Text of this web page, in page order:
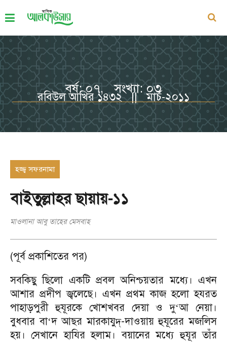
বর্ষ: ০৭, সংখ্যা: ০৩
রবিউল আখির ১৪৩২ || মার্চ-২০১১
হজ্জ্ব সফরনামা
বাইতুল্লাহর ছায়ায়-১১
মাওলানা আবু তাহের মেসবাহ
(পূর্ব প্রকাশিতের পর)
সবকিছু ছিলো একটি প্রবল অনিশ্চয়তার মধ্যে। এখন
আশার প্রদীপ জ্বলেছে। এখন প্রথম কাজ হলো হযরত
পাহাড়পুরী হুযূরকে খোশখবর দেয়া ও দু‘আ নেয়া।
বুধবার বা‘দ আছর মারকাযুদ্-দাওয়ায় হুযূরের মজলিস
হয়। সেখানে হাযির হলাম। বয়ানের মধ্যে হুযূর তাঁর